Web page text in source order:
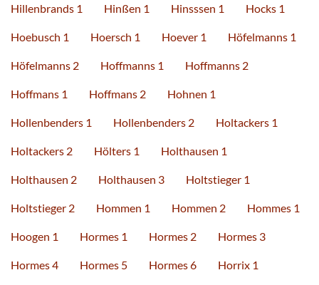
Hillenbrands 1 Hinßen 1 Hinsssen 1 Hocks 1
Hoebusch 1 Hoersch 1 Hoever 1 Höfelmanns 1
Höfelmanns 2 Hoffmanns 1 Hoffmanns 2
Hoffmans 1 Hoffmans 2 Hohnen 1
Hollenbenders 1 Hollenbenders 2 Holtackers 1
Holtackers 2 Hölters 1 Holthausen 1
Holthausen 2 Holthausen 3 Holtstieger 1
Holtstieger 2 Hommen 1 Hommen 2 Hommes 1
Hoogen 1 Hormes 1 Hormes 2 Hormes 3
Hormes 4 Hormes 5 Hormes 6 Horrix 1